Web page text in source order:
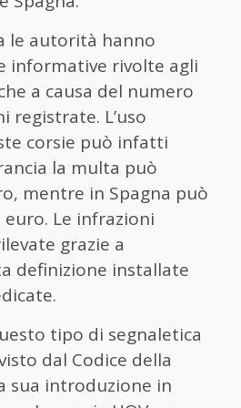
le autorità hanno
informative rivolte agli
a causa del numero
registrate. L’uso
corsie può infatti
la multa può
mentre in Spagna può
Le infrazioni
grazie a
definizione installate
tipo di segnaletica
dal Codice della
sua introduzione in